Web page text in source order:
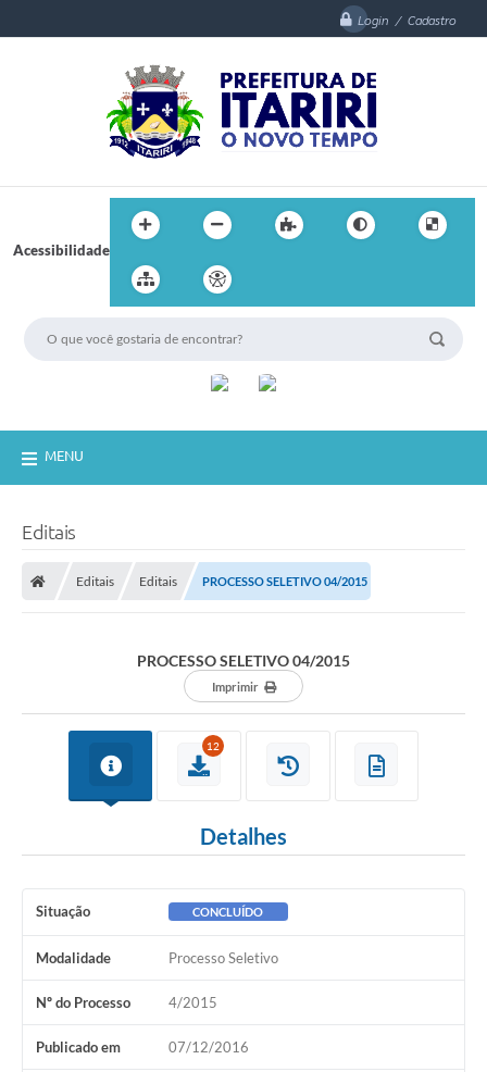
Login / Cadastro
Acessibilidade
MENU
Editais
Editais Editais PROCESSO SELETIVO 04/2015
PROCESSO SELETIVO 04/2015
Imprimir
12
Detalhes
Situação CONCLUÍDO
Modalidade Processo Seletivo
Nº do Processo 4/2015
Publicado em 07/12/2016